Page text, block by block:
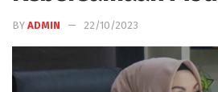
BY ADMIN 22/10/2023